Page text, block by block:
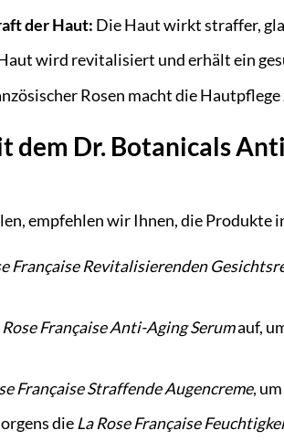
der Haut: Die Haut wirkt straffer,
wird revitalisiert und erhält ein
Rosen macht die
Dr. Botanicals
empfehlen wir Ihnen, die Produkte
Française Revitalisierenden
Rose Française Anti-Aging Serumauf,
Française Straffende Augencreme,
dieLa Rose Française